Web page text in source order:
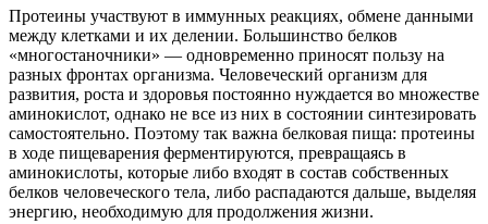
Протеины участвуют в иммунных реакциях, обмене данными
между клетками и их делении. Большинство белков
«многостаночники» — одновременно приносят пользу на
разных фронтах организма. Человеческий организм для
развития, роста и здоровья постоянно нуждается во множестве
аминокислот, однако не все из них в состоянии синтезировать
самостоятельно. Поэтому так важна белковая пища: протеины
в ходе пищеварения ферментируются, превращаясь в
аминокислоты, которые либо входят в состав собственных
белков человеческого тела, либо распадаются дальше, выделяя
энергию, необходимую для продолжения жизни.